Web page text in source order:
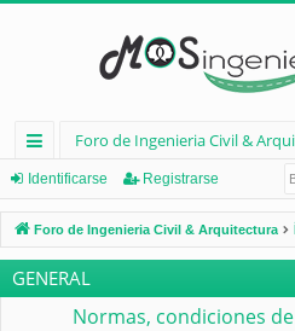
nl
ac
es
rá
Foro de Ingenieria Civil &
Identificarse Registrarse
Foro de Ingenieria Civil & Arquitectura
GENERAL
Normas, condiciones